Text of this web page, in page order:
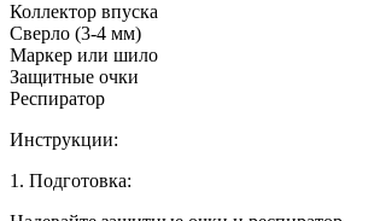
Коллектор впуска
Сверло (3-4 мм)
Маркер или шило
Защитные очки
Респиратор
Инструкции:
1. Подготовка: